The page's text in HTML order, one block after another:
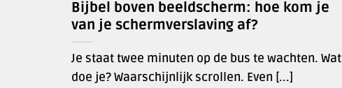
Bijbel boven beeldscherm: hoe kom je
van je schermverslaving af?
Je staat twee minuten op de bus te wachten. Wat
doe je? Waarschijnlijk scrollen. Even [...]